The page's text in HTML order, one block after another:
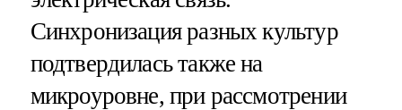
Синхронизация разных культур
подтвердилась также на
микроуровне, при рассмотрении